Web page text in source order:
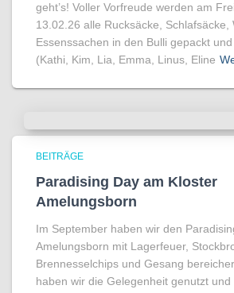
geht’s! Voller Vorfreude werden am
13.02.26 alle Rucksäcke, Schlafsäcke,
Essenssachen in den Bulli gepackt
(Kathi, Kim, Lia, Emma, Linus, Eline
BEITRÄGE
Paradising Day am Kloster
Amelungsborn
Im September haben wir den
Amelungsborn mit Lagerfeuer,
Brennesselchips und Gesang
haben wir die Gelegenheit genutzt